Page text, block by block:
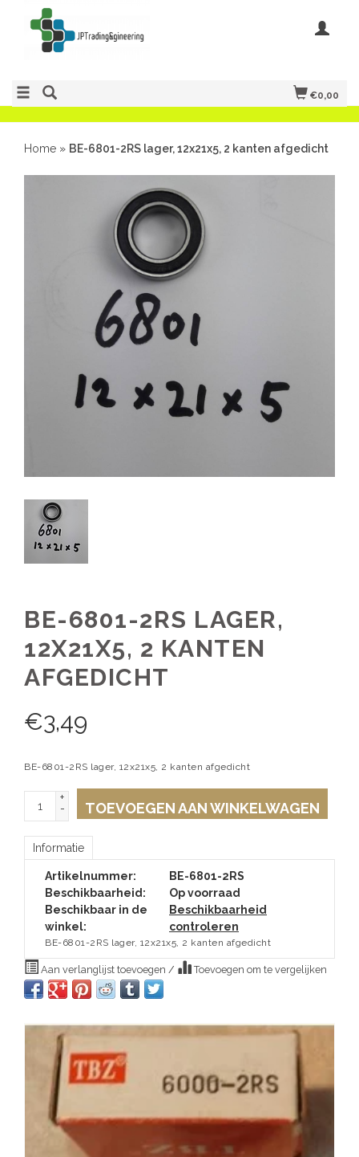
€0,00
Home » BE-6801-2RS lager, 12x21x5, 2 kanten afgedicht
BE-6801-2RS LAGER,
12X21X5, 2 KANTEN
AFGEDICHT
€3,49
BE-6801-2RS lager, 12x21x5, 2 kanten afgedicht
+
-
TOEVOEGEN AAN WINKELWAGEN
Informatie
Artikelnummer:
BE-6801-2RS
Beschikbaarheid:
Op voorraad
Beschikbaar in de
winkel:
Beschikbaarheid
controleren
BE-6801-2RS lager, 12x21x5, 2 kanten afgedicht
Aan verlanglijst toevoegen / Toevoegen om te vergelijken